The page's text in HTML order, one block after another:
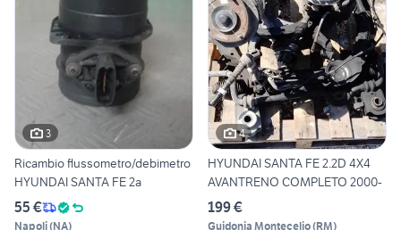
3
Ricambio flussometro/debimetro
HYUNDAI SANTA FE 2a
55 €
Napoli(NA)
4
HYUNDAI SANTA FE 2.2D 4X4
AVANTRENO COMPLETO 2000-
199 €
Guidonia Montecelio(RM)